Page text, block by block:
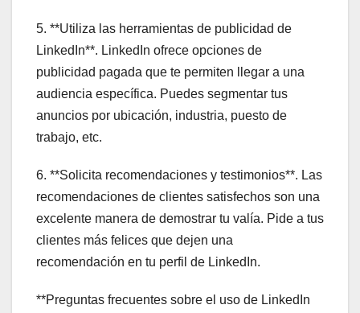
5. **Utiliza las herramientas de publicidad de
LinkedIn**. LinkedIn ofrece opciones de
publicidad pagada que te permiten llegar a una
audiencia específica. Puedes segmentar tus
anuncios por ubicación, industria, puesto de
trabajo, etc.
6. **Solicita recomendaciones y testimonios**. Las
recomendaciones de clientes satisfechos son una
excelente manera de demostrar tu valía. Pide a tus
clientes más felices que dejen una
recomendación en tu perfil de LinkedIn.
**Preguntas frecuentes sobre el uso de LinkedIn